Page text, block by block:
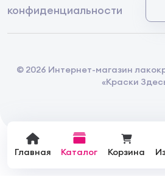
Главная Каталог Корзина
конфиденциальности
© 2026 Интернет-магазин
«Краски